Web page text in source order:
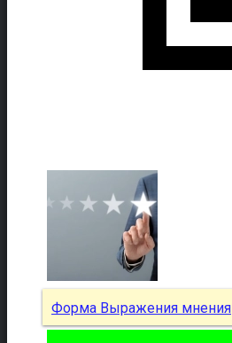
Форма Выражения мнения